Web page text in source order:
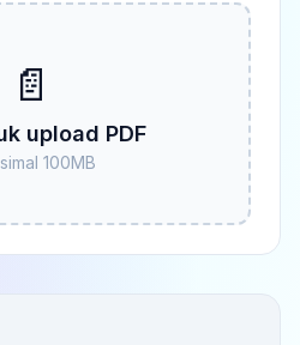
📄
upload PDF
100MB